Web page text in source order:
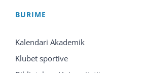
BURIME
Kalendari Akademik
Klubet sportive